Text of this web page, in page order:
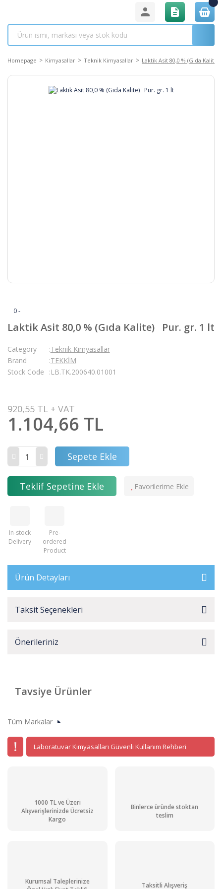
Homepage Kimyasallar Teknik Kimyasallar Laktik Asit 80,0 % (Gıda
0 -
Laktik Asit 80,0 % (Gıda Kalite) Pur. gr. 1 lt
Category
Teknik Kimyasallar
Brand
TEKKİM
Stock Code
LB.TK.200640.01001
920,55 TL + VAT
1.104,66 TL
Sepete Ekle
Teklif Sepetine Ekle
In-stock
Delivery
Pre-
ordered
Product
Ürün Detayları
Taksit Seçenekleri
Önerileriniz
Tavsiye Ürünler
Tüm Markalar
Laboratuvar Kimyasalları Güvenli Kullanım Rehberi
1000 TL ve Üzeri
Alışverişlerinizde Ücretsiz
Kargo
Binlerce üründe stoktan
teslim
Kurumsal Taleplerinize
Taksitli Alışveriş